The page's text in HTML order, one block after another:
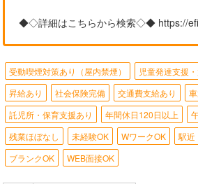
◆◇詳細はこちらから検索◇◆ https://
受動喫煙対策あり（屋内禁煙）
児童発達支援
昇給あり
社会保険完備 交通費支給あり
託児所・保育支援あり
年間休日120日以上
残業ほぼなし
未経験OK WワークOK 駅近
ブランクOK
WEB面接OK